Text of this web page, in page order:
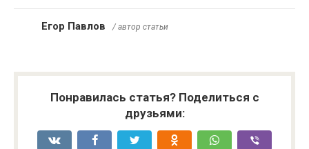
Егор Павлов / автор статьи
Понравилась статья? Поделиться с
друзьями: